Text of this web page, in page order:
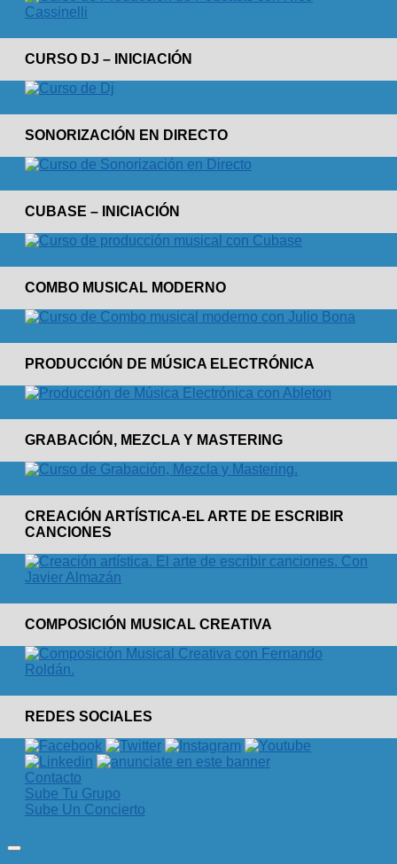
CURSO DJ – INICIACIÓN
SONORIZACIÓN EN DIRECTO
CUBASE – INICIACIÓN
COMBO MUSICAL MODERNO
PRODUCCIÓN DE MÚSICA ELECTRÓNICA
GRABACIÓN, MEZCLA Y MASTERING
CREACIÓN ARTÍSTICA-EL ARTE DE ESCRIBIR
CANCIONES
COMPOSICIÓN MUSICAL CREATIVA
REDES SOCIALES
Contacto
Sube Tu Grupo
Sube Un Concierto